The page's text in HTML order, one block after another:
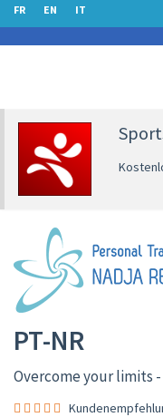
FR EN IT
PT-NR
Overcome your limits